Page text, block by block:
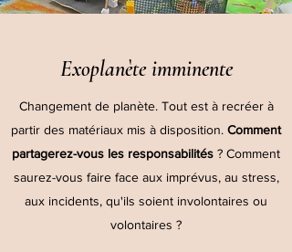
Exoplanète imminente
Changement de planète. Tout est à recréer à
partir des matériaux mis à disposition. Comment
partagerez-vous les responsabilités ? Comment
saurez-vous faire face aux imprévus, au stress,
aux incidents, qu'ils soient involontaires ou
volontaires ?